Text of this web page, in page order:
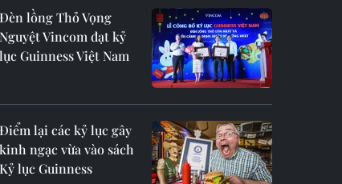
Đèn lồng Thỏ Vọng
Nguyệt Vincom đạt kỷ
lục Guinness Việt Nam
Điểm lại các kỷ lục gây
kinh ngạc vừa vào sách
Kỷ lục Guinness